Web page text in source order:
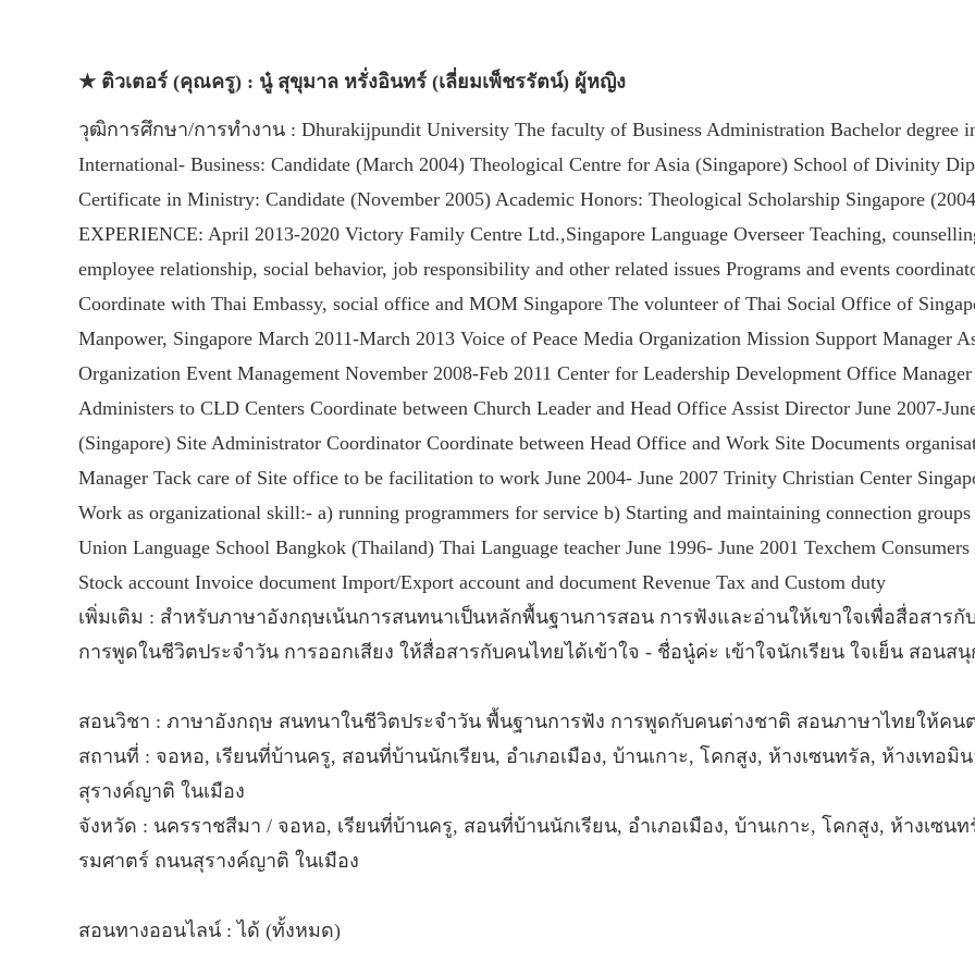
★ ติวเตอร์ (คุณครู) : นู๋ สุขุมาล หรั่งอินทร์ (เลี่ยมเพ็ชรรัตน์) ผู้หญิง
วุฒิการศึกษา/การทำงาน : Dhurakijpundit University The faculty of Business Administration Bachelor degree
International- Business: Candidate (March 2004) Theological Centre for Asia (Singapore) School of Divinity
Certificate in Ministry: Candidate (November 2005) Academic Honors: Theological Scholarship Singapore
EXPERIENCE: April 2013-2020 Victory Family Centre Ltd.,Singapore Language Overseer Teaching,
employee relationship, social behavior, job responsibility and other related issues Programs and events
Coordinate with Thai Embassy, social office and MOM Singapore The volunteer of Thai Social Office of
Manpower, Singapore March 2011-March 2013 Voice of Peace Media Organization Mission Support Manager
Organization Event Management November 2008-Feb 2011 Center for Leadership Development Office
Administers to CLD Centers Coordinate between Church Leader and Head Office Assist Director June 2007-
(Singapore) Site Administrator Coordinator Coordinate between Head Office and Work Site Documents
Manager Tack care of Site office to be facilitation to work June 2004- June 2007 Trinity Christian Center
Work as organizational skill:- a) running programmers for service b) Starting and maintaining connection
Union Language School Bangkok (Thailand) Thai Language teacher June 1996- June 2001 Texchem
Stock account Invoice document Import/Export account and document Revenue Tax and Custom duty
เพิ่มเติม : สำหรับภาษาอังกฤษเน้นการสนทนาเป็นหลักพื้นฐานการสอน การฟังและอ่านให้เขาใจเพื่อสื่อสาร
การพูดในชีวิตประจำวัน การออกเสียง ให้สื่อสารกับคนไทยได้เข้าใจ - ชื่อนู๋ค่ะ เข้าใจนักเรียน ใจเย็น สอนสนุ
สอนวิชา : ภาษาอังกฤษ สนทนาในชีวิตประจำวัน พื้นฐานการฟัง การพูดกับคนต่างชาติ สอนภาษาไทยให้คน
สถานที่ : จอหอ, เรียนที่บ้านครู, สอนที่บ้านนักเรียน, อำเภอเมือง, บ้านเกาะ, โคกสูง, ห้างเซนทรัล, ห้างเทอ
สุรางค์ญาติ ในเมือง
จังหวัด : นครราชสีมา / จอหอ, เรียนที่บ้านครู, สอนที่บ้านนักเรียน, อำเภอเมือง, บ้านเกาะ, โคกสูง, ห้างเซ
รมศาตร์ ถนนสุรางค์ญาติ ในเมือง
สอนทางออนไลน์ : ได้ (ทั้งหมด)